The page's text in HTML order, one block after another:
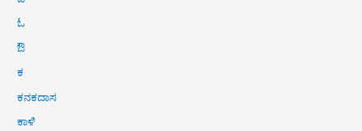
ಓ
ಔ
ಕ
ಕನಕದಾಸ
ಕಾಳಿ